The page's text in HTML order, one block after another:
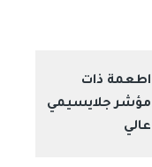
اطعمة ذات
مؤشر جلايسيمي
عالي